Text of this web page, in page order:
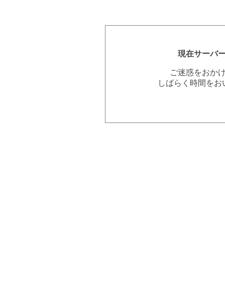
現在サーバ
ご迷惑をおか
しばらく時間を